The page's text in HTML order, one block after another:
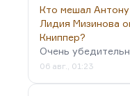
Кто мешал
Лидия Мизинова
Книппер?
Очень
06 авг., 01:23